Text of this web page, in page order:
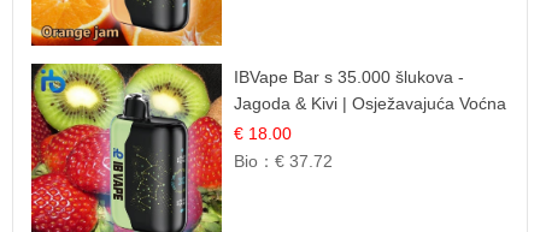
IBVape Bar s 35.000 šlukova -
Jagoda & Kivi | Osježavajuća Voćna
Mješavina
€ 18.00
Bio：€ 37.72